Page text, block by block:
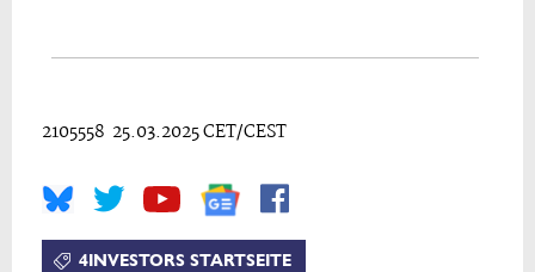
2105558 25.03.2025 CET/CEST
4INVESTORS STARTSEITE